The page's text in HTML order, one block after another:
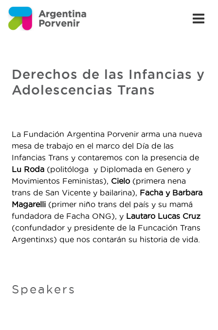
Derechos de las Infancias y
Adolescencias Trans
La Fundación Argentina Porvenir arma una nueva
mesa de trabajo en el marco del Día de las
Infancias Trans y contaremos con la presencia de
Lu Roda (politóloga y Diplomada en Genero y
Movimientos Feministas), Cielo(primera nena
trans de San Vicente y bailarina), Facha y Barbara
Magarelli(primer niño trans del país y su mamá
fundadora de Facha ONG), y Lautaro Lucas Cruz
(confundador y presidente de la Funcación Trans
Argentinxs) que nos contarán su historia de vida.
Speakers